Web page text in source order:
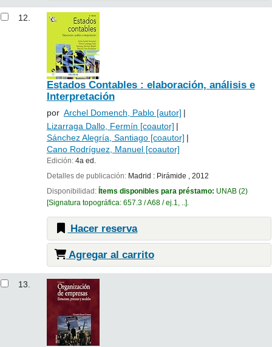
12.
Estados Contables : elaboración, análisis e
Interpretación
por Archel Domench, Pablo[autor]
Lizarraga Dallo, Fermín [coautor]
Sánchez Alegría, Santiago[coautor]
Cano Rodríguez, Manuel[coautor]
Edición: 4a ed.
Detalles de publicación: Madrid : Pirámide , 2012
Disponibilidad: Ítems disponibles para préstamo: UNAB(2)
Signatura topográfica: 657.3 / A68 / ej.1, .. .
Hacer reserva
Agregar al carrito
13.